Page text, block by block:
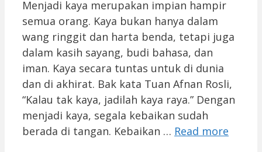
Menjadi kaya merupakan impian hampir
semua orang. Kaya bukan hanya dalam
wang ringgit dan harta benda, tetapi juga
dalam kasih sayang, budi bahasa, dan
iman. Kaya secara tuntas untuk di dunia
dan di akhirat. Bak kata Tuan Afnan Rosli,
“Kalau tak kaya, jadilah kaya raya.” Dengan
menjadi kaya, segala kebaikan sudah
berada di tangan. Kebaikan … Read more